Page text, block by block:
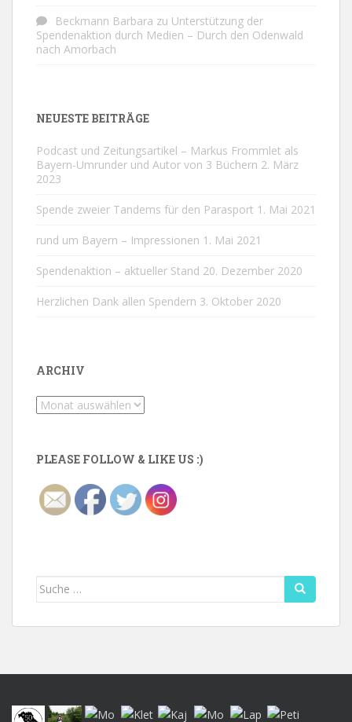
Beckmann Barbara zu Unterstützung der
Spendenaktion durch Medien – Durch den Odenwald
nach Amorbach
NEUESTE BEITRÄGE
Podcast und Zeitungsartikel – Markus Frommlet als
Bayern-Umrunder und Autor von 3 Büchern 2. März
2023
Spende zweier Tandems für den Parasport 1. Mai 2021
rund um Bayern – Impressionen 1. Mai 2021
Spendenaktion – aktueller Stand 20. Dezember 2020
Herzlichen Dank allen Spendern 3. Oktober 2020
ARCHIV
Archiv
PLEASE FOLLOW & LIKE US :)
Suche